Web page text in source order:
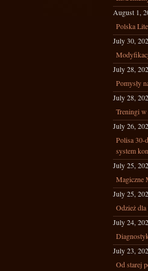
August 1,
Polska
July 30,
July 28,
Pomysły
July 28,
Treningi w
July 26,
Polisa 30-
system
July 25,
Magiczne
July 25,
Odzież
July 24,
July 23,
Od starej